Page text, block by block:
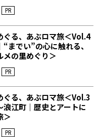
福島ローカルグル
メ
ッ
名所
リラ
ン
まつ毛サロン
生活を彩るモノ
も園 子どもの習い事・
塾
PR
ぐる、あぶロマ旅＜Vol.4
“までい”の心に触れる、
メの里めぐり＞
PR
ぐる、あぶロマ旅＜Vol.3
浪江町｜歴史とアートに
＞
PR